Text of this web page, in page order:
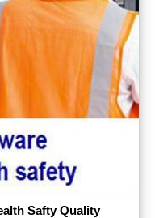
Safty Quality